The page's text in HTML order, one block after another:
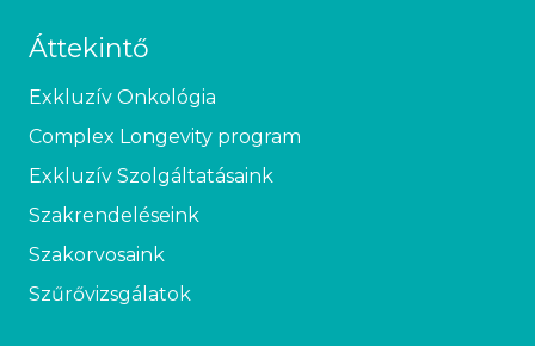
Áttekintő
Exkluzív Onkológia
Complex Longevity program
Exkluzív Szolgáltatásaink
Szakrendeléseink
Szakorvosaink
Szűrővizsgálatok